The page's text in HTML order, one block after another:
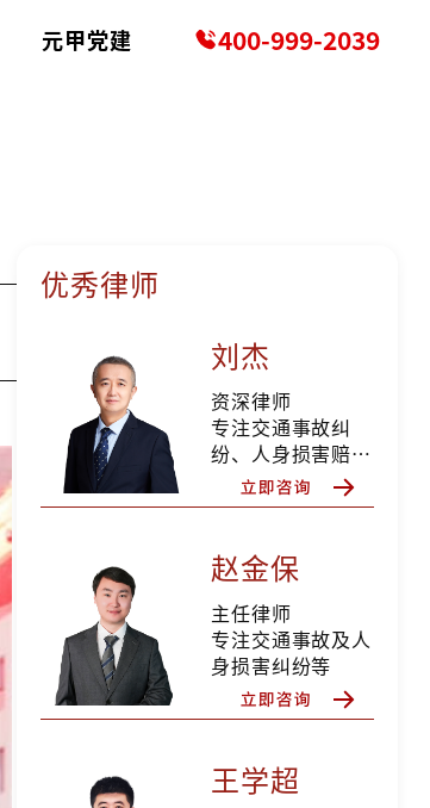
元甲党建 400-999-2039
优秀律师
刘杰
资深律师
专注交通事故纠
纷、人身损害赔偿
赵金保
主任律师
专注交通事故及人
身损害纠纷等
王学超